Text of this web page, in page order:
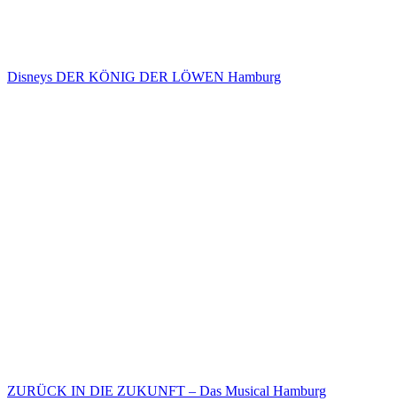
Disneys DER KÖNIG DER LÖWEN Hamburg
ZURÜCK IN DIE ZUKUNFT – Das Musical Hamburg